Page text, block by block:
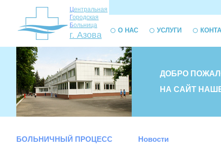
Центральная
Городская
Больница
г. Азова О НАС УСЛУГИ
ДОБРО
НА САЙТ
БОЛЬНИЧНЫЙ ПРОЦЕСС Новости